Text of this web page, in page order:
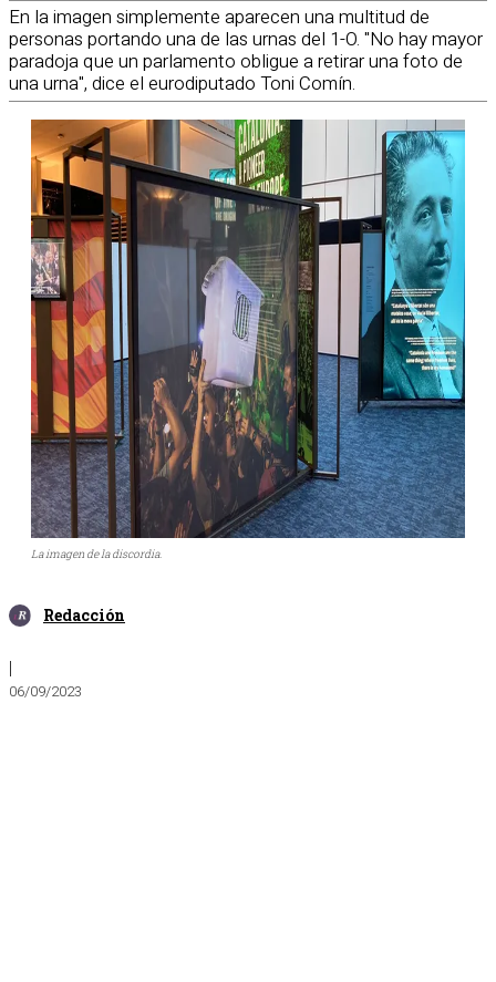
En la imagen simplemente aparecen una multitud de
personas portando una de las urnas del 1-O. "No hay mayor
paradoja que un parlamento obligue a retirar una foto de
una urna", dice el eurodiputado Toni Comín.
La imagen de la discordia.
Redacción
|
06/09/2023